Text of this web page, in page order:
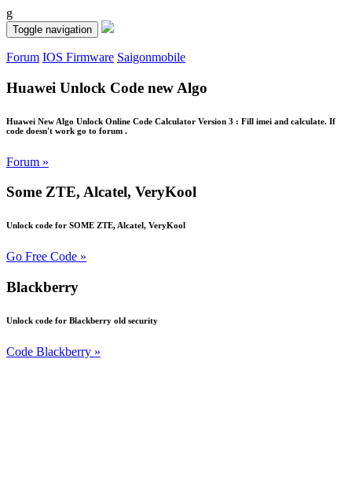
g
Toggle navigation
Forum IOS Firmware Saigonmobile
Huawei Unlock Code new Algo
Huawei New Algo Unlock Online Code Calculator Version 3 : Fill imei and calculate. If
code doesn't work go to forum .
Forum »
Some ZTE, Alcatel, VeryKool
Unlock code for SOME ZTE, Alcatel, VeryKool
Go Free Code »
Blackberry
Unlock code for Blackberry old security
Code Blackberry »